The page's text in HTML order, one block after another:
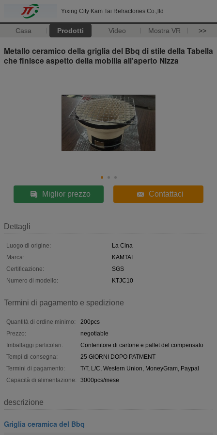
Yixing City Kam Tai Refractories Co.,ltd
Casa Prodotti Video Mostra VR >>
Metallo ceramico della griglia del Bbq di stile della Tabella
che finisce aspetto della mobilia all'aperto Nizza
Miglior prezzo Contattaci
Dettagli
Luogo di origine:
La Cina
Marca:
KAMTAI
Certificazione:
SGS
Numero di modello:
KTJC10
Termini di pagamento e spedizione
Quantità di ordine minimo:
200pcs
Prezzo:
negotiable
Imballaggi particolari:
Contenitore di cartone e pallet del compensato
Tempi di consegna:
25 GIORNI DOPO PATMENT
Termini di pagamento:
T/T, L/C, Western Union, MoneyGram, Paypal
Capacità di alimentazione:
3000pcs/mese
descrizione
Griglia ceramica del Bbq